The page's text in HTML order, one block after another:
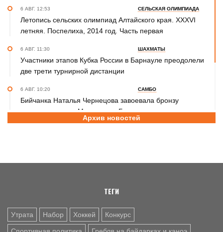
6 АВГ. 12:53 СЕЛЬСКАЯ ОЛИМПИАДА
Летопись сельских олимпиад Алтайского края. XXXVI
летняя. Поспелиха, 2014 год. Часть первая
6 АВГ. 11:30 ШАХМАТЫ
Участники этапов Кубка России в Барнауле преодолели
две трети турнирной дистанции
6 АВГ. 10:20 САМБО
Бийчанка Наталья Чернецова завоевала бронзу
международного Мемориала Бурдикова
Архив новостей
ТЕГИ
Утрата Набор Хоккей Конкурс